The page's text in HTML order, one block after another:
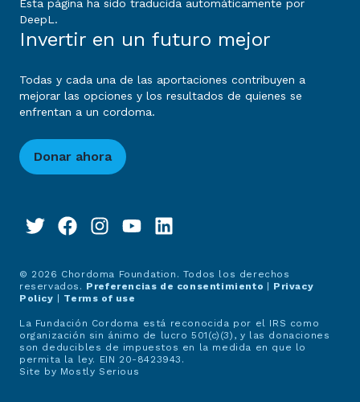
Esta página ha sido traducida automáticamente por
DeepL.
Invertir en un futuro mejor
Todas y cada una de las aportaciones contribuyen a
mejorar las opciones y los resultados de quienes se
enfrentan a un cordoma.
Donar ahora
© 2026 Chordoma Foundation. Todos los derechos
reservados. Preferencias de consentimiento
Privacy
Policy
Terms of use
La Fundación Cordoma está reconocida por el IRS como
organización sin ánimo de lucro 501(c)(3), y las donaciones
son deducibles de impuestos en la medida en que lo
permita la ley. EIN 20-8423943.
Site by Mostly Serious